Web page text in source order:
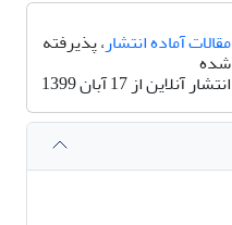
مقالات آماده انتشار، پذیرفته
شده
انتشار آنلاین از 17 آبان 1399